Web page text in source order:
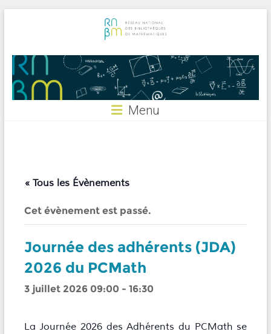
RNBM
Menu
« Tous les Évènements
Cet évènement est passé.
Journée des adhérents (JDA)
2026 du PCMath
3 juillet 2026 09:00 - 16:30
La Journée 2026 des Adhérents du PCMath se